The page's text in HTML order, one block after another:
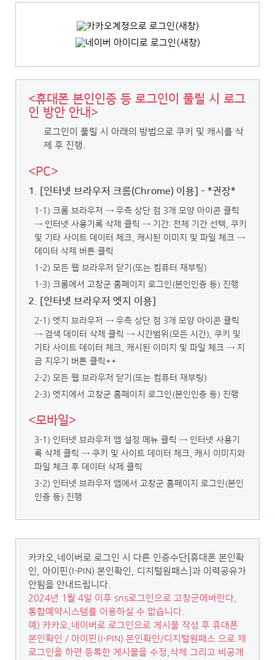
<휴대폰 본인인증 등 로그인이 풀릴 시 로그
인 방안 안내>
로그인이 풀릴 시 아래의 방법으로 쿠키 및 캐시를 삭
제 후 진행.
<PC>
1. [인터넷 브라우저 크롬(Chrome) 이용] - *권장*
1-1) 크롬 브라우저 → 우측 상단 점 3개 모양 아이콘 클릭
→ 인터넷 사용기록 삭제 클릭 → 기간: 전체 기간 선택, 쿠키
및 기타 사이트 데이터 체크, 캐시된 이미지 및 파일 체크 →
데이터 삭제 버튼 클릭
1-2) 모든 웹 브라우저 닫기(또는 컴퓨터 재부팅)
1-3) 크롬에서 고창군 홈페이지 로그인(본인인증 등) 진행
2. [인터넷 브라우저 엣지 이용]
2-1) 엣지 브라우저 → 우측 상단 점 3개 모양 아이콘 클릭
→ 검색 데이터 삭제 클릭 → 시간범위(모든 시간), 쿠키 및
기타 사이트 데이터 체크, 캐시된 이미지 및 파일 체크 → 지
금 지우기 버튼 클릭**
2-2) 모든 웹 브라우저 닫기(또는 컴퓨터 재부팅)
2-3) 엣지에서 고창군 홈페이지 로그인(본인인증 등) 진행
<모바일>
3-1) 인터넷 브라우저 앱 설정 메뉴 클릭 → 인터넷 사용기
록 삭제 클릭 → 쿠키 및 사이트 데이터 체크, 캐시 이미지와
파일 체크 후 데이터 삭제 클릭
3-2) 인터넷 브라우저 앱에서 고창군 홈페이지 로그인(본인
인증 등) 진행
카카오,네이버로 로그인 시 다른 인증수단[휴대폰 본인확
인, 아이핀(I-PIN) 본인확인, 디지털원패스]과 이력공유가
안됨을 안내드립니다.
2024년 1월 4일 이후 sns로그인으로 고창군에바란다,
통합예약시스템를 이용하실 수 없습니다.
예) 카카오,네이버로 로그인으로 게시물 작성 후 휴대폰
본인확인 / 아이핀(I-PIN) 본인확인/디지털원패스 으로 재
로그인을 하면 등록한 게시물을 수정,삭제 그리고 비공개